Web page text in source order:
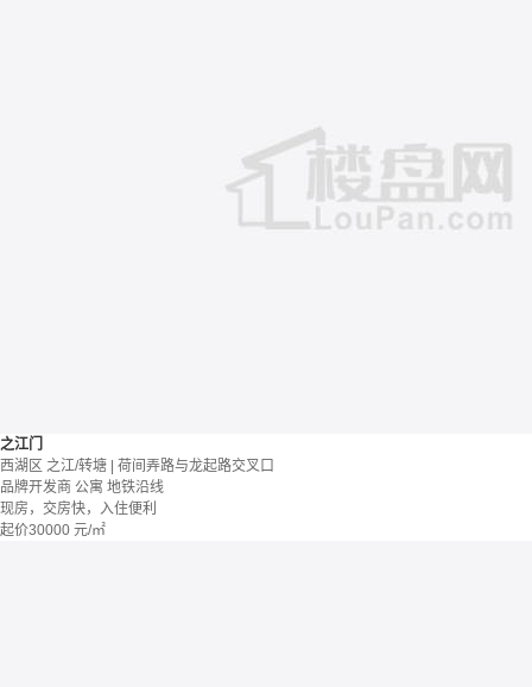
之江门
西湖区 之江/转塘 | 荷间弄路与龙起路交叉口
品牌开发商 公寓 地铁沿线
现房，交房快，入住便利
起价30000 元/㎡